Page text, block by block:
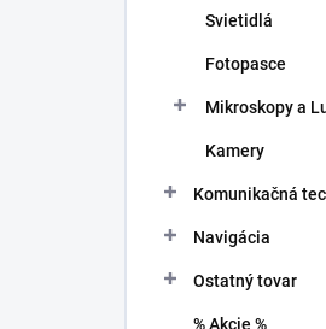
Svietidlá
Fotopasce
Mikroskopy a
Kamery
Komunikačná
Navigácia
Ostatný tovar
% Akcie %